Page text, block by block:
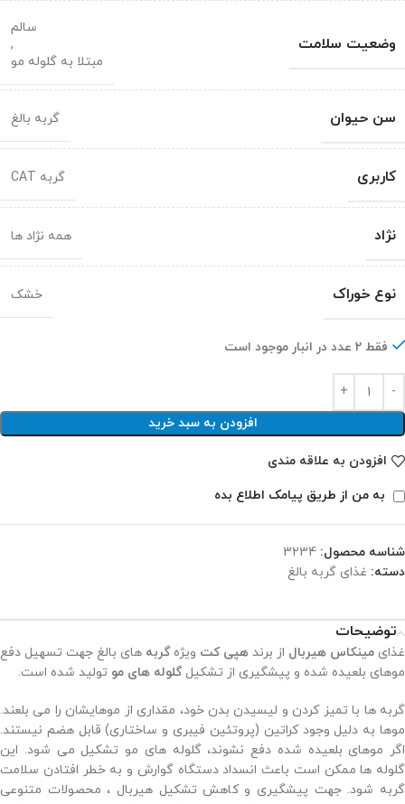
وضعیت سلامت
سالم
,
مبتلا به گلوله مو
سن حیوان گربه بالغ
کاربری گربه CAT
نژاد همه نژاد ها
نوع خوراک خشک
فقط 2 عدد در انبار موجود است
افزودن به سبد خرید
افزودن به علاقه مندی
به من از طریق پیامک اطلاع بده
شناسه محصول: 3234
دسته: غذای گربه بالغ
توضیحات
غذای مینکاس هیربال از برند هپی کت ویژهگربه های بالغ جهت تسهیل دفع
موهای بلعیده شده و پیشگیری از تشکیلگلوله های مو تولید شده است.
گربه ها با تمیز کردن و لیسیدن بدن خود، مقداری از موهایشان را می بلعند.
موها به دلیل وجود کراتین (پروتئین فیبری و ساختاری) قابل هضم نیستند.
اگر موهای بلعیده شده دفع نشوند، گلوله های مو تشکیل می شود. این
گلوله ها ممکن است باعث انسداد دستگاه گوارش و به خطر افتادن سلامت
گربه شود. جهت پیشگیری و کاهش تشکیل هیربال ، محصولات متنوعی